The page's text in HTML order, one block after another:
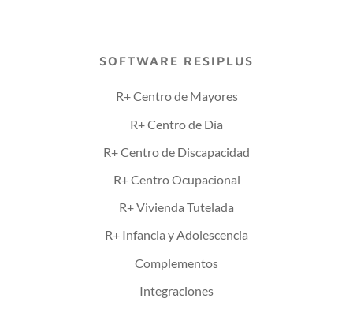
SOFTWARE RESIPLUS
R+ Centro de Mayores
R+ Centro de Día
R+ Centro de Discapacidad
R+ Centro Ocupacional
R+ Vivienda Tutelada
R+ Infancia y Adolescencia
Complementos
Integraciones